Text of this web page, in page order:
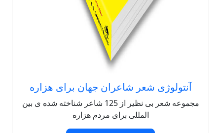
آنتولوژی شعر شاعران جهان برای هزاره
مجموعه شعر بی نظیر از 125 شاعر شناخته شده ی بین
المللی برای مردم هزاره